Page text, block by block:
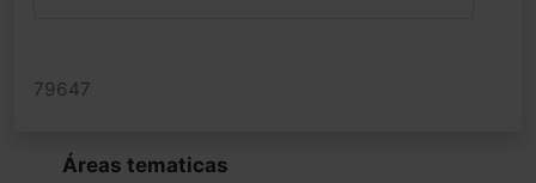
79647
Áreas tematicas